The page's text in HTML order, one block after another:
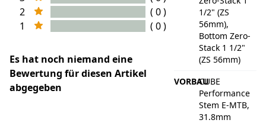
2
( 0 )
1
( 0 )
Es hat noch niemand eine
Bewertung für diesen Artikel
abgegeben
1/2" (ZS
56mm),
Bottom Zero-
Stack 1 1/2"
(ZS 56mm)
VORBAUCUBE
Performance
Stem E-MTB,
31.8mm